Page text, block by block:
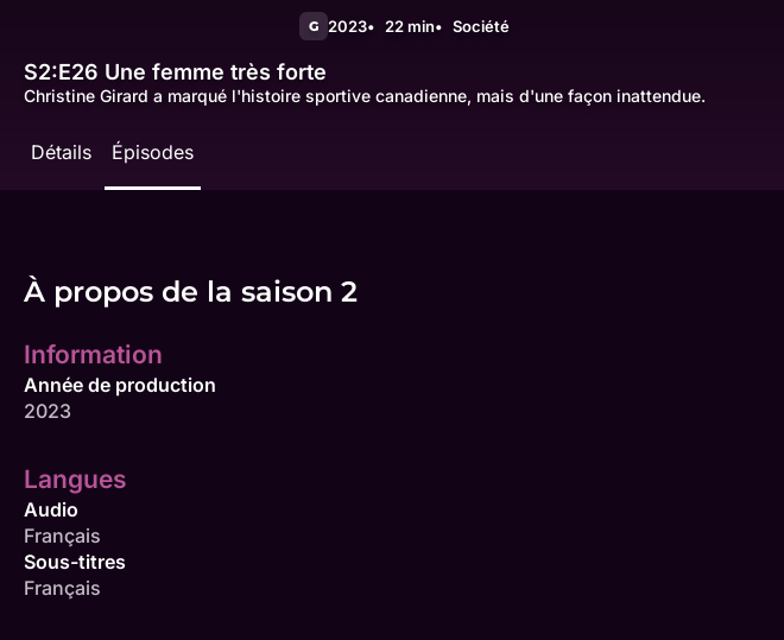
G 2023 22 min Société
S2:E26 Une femme très forte
Christine Girard a marqué l'histoire sportive canadienne, mais d'une façon inattendue.
Détails Épisodes
À propos de la saison 2
Information
Année de production
2023
Langues
Audio
Français
Sous-titres
Français